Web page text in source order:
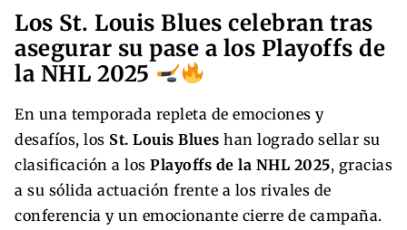
Los St. Louis Blues celebran tras
asegurar su pase a los Playoffs de
la NHL 2025
En una temporada repleta de emociones y
desafíos, los St. Louis Blues han logrado sellar su
clasificación a los Playoffs de la NHL 2025, gracias
a su sólida actuación frente a los rivales de
conferencia y un emocionante cierre de campaña.